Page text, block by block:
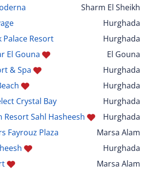
Sharm El Sheikh
Hurghada
Resort
Hurghada
El Gouna
El Gouna
& Spa
Hurghada
Hurghada
Crystal Bay
Hurghada
Resort Sahl Hasheesh
Hurghada
Fayrouz Plaza
Marsa Alam
Hurghada
Marsa Alam